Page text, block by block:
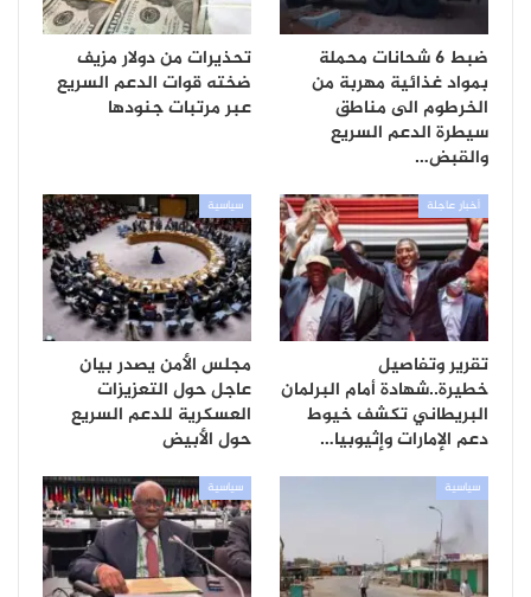
ضبط 6 شحانات محملة
بمواد غذائية مهربة من
الخرطوم الى مناطق
سيطرة الدعم السريع
والقبض…
تحذيرات من دولار مزيف
ضخته قوات الدعم السريع
عبر مرتبات جنودها
أخبار عاجلة
تقرير وتفاصيل
خطيرة..شهادة أمام البرلمان
البريطاني تكشف خيوط
دعم الإمارات وإثيوبيا…
سياسية
مجلس الأمن يصدر بيان
عاجل حول التعزيزات
العسكرية للدعم السريع
حول الأبيض
سياسية سياسية